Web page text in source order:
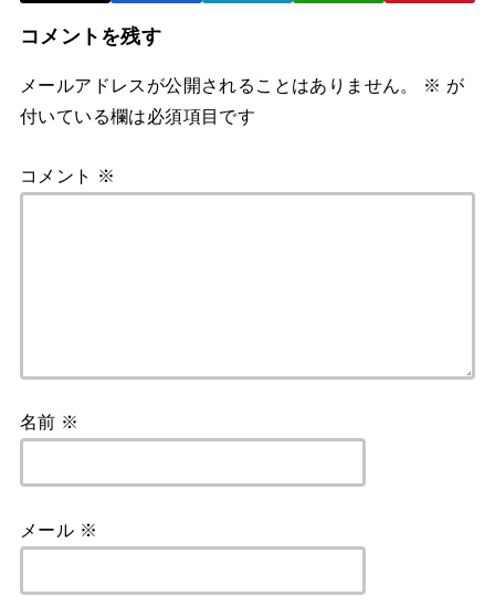
コメントを残す
メールアドレスが公開されることはありません。 ※ が
付いている欄は必須項目です
コメント ※
名前 ※
メール ※